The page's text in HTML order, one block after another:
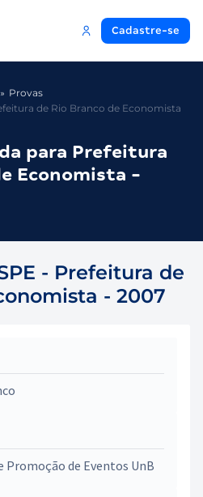
Cadastre-se
Provas
de Rio Branco de Economista
para Prefeitura
Economista -
- Prefeitura de
- 2007
Promoção de Eventos UnB